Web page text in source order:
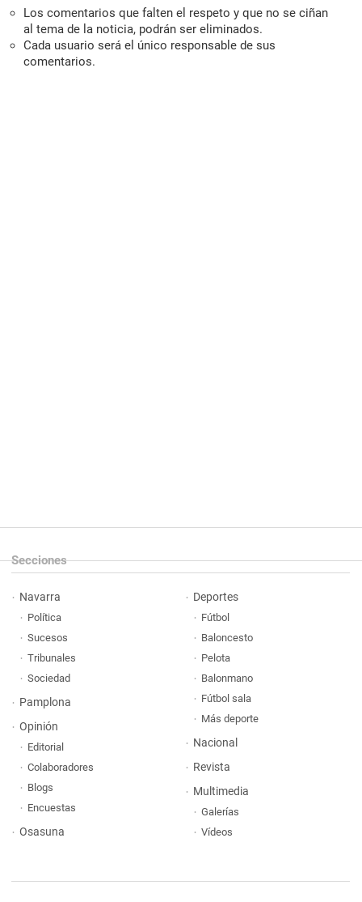
Los comentarios que falten el respeto y que no se ciñan
al tema de la noticia, podrán ser eliminados.
Cada usuario será el único responsable de sus
comentarios.
Secciones
Navarra
Política
Sucesos
Tribunales
Sociedad
Pamplona
Opinión
Editorial
Colaboradores
Blogs
Encuestas
Osasuna
Deportes
Fútbol
Baloncesto
Pelota
Balonmano
Fútbol sala
Más deporte
Nacional
Revista
Multimedia
Galerías
Vídeos